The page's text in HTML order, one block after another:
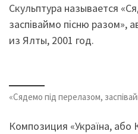
Скульптура называется
заспіваймо пісню разом»,
из Ялты, 2001 год.
«Сядемо під перелазом,
Композиция «Україна,